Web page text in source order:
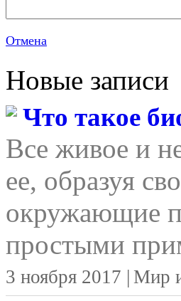
Отмена
Новые записи
Что такое
Все живое и
ее, образуя
окружающие
простыми
3 ноября 2017 | Мир